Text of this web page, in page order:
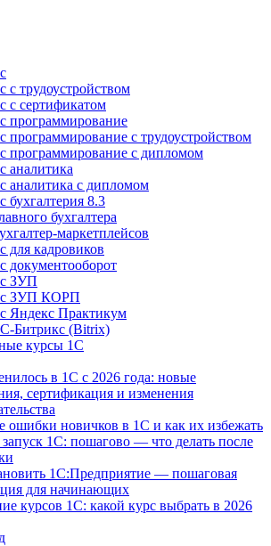
сертификация
с трудоустройством
с сертификатом
программирование
программирование с трудоустройством
программирование с дипломом
аналитика
аналитика с дипломом
бухгалтерия 8.3
бухгалтера
маркетплейсов
для кадровиков
документооборот
ЗУП
ЗУП КОРП
Яндекс Практикум
Битрикс (Bitrix)
курсы 1С
в 1С с 2026 года: новые
сертификация и изменения
ошибки новичков в 1С и как их избежать
1С: пошагово — что делать после
1С:Предприятие — пошаговая
для начинающих
курсов 1С: какой курс выбрать в 2026